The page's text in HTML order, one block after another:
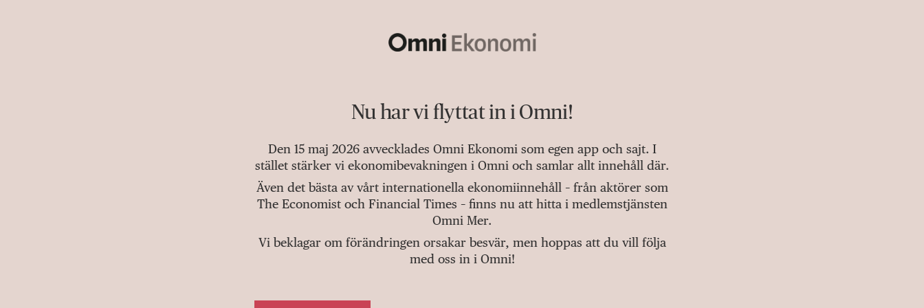
Nu har vi flyttat in i Omni!
Den 15 maj 2026 avvecklades Omni Ekonomi som egen app och sajt. I
stället stärker vi ekonomibevakningen i Omni och samlar allt innehåll där.
Även det bästa av vårt internationella ekonomiinnehåll – från aktörer som
The Economist och Financial Times – finns nu att hitta i medlemstjänsten
Omni Mer.
Vi beklagar om förändringen orsakar besvär, men hoppas att du vill följa
med oss in i Omni!